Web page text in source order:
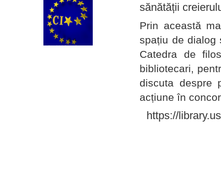
sănătății
Prin această
spațiu de dialog
Catedra de
bibliotecari,
discuta despre
acțiune în
https://